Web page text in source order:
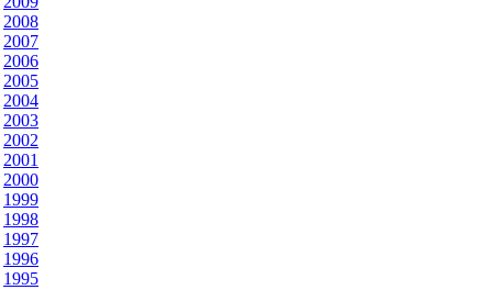
2008
2007
2006
2005
2004
2003
2002
2001
2000
1999
1998
1997
1996
1995